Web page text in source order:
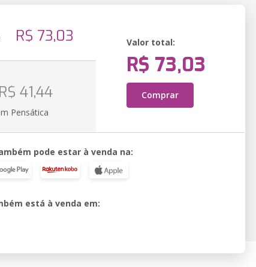
R$ 73,03 Valor total:
R$ 73,03
Comprar
R$ 41,44
Pensática
pode estar à venda na:
está à venda em: